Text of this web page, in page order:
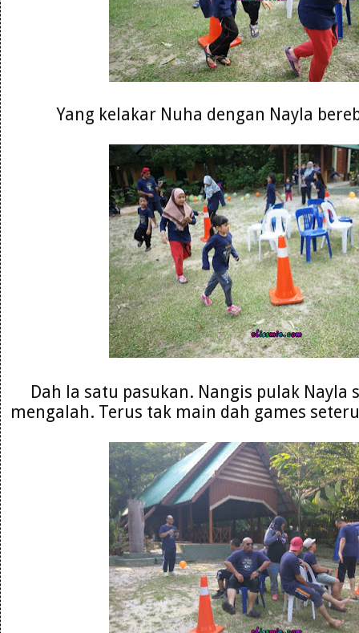
Yang kelakar Nuha dengan Nayla
Dah la satu pasukan. Nangis pulak Nayla
mengalah. Terus tak main dah games